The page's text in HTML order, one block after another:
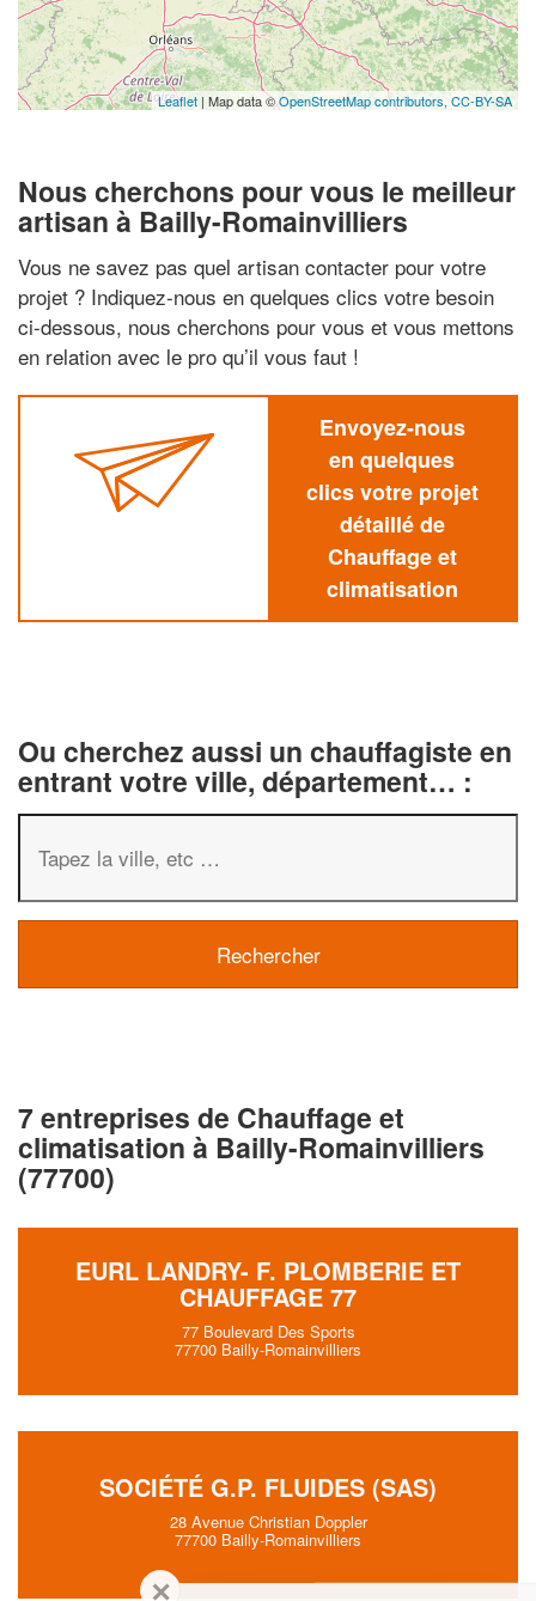
Leaflet | Map data ©OpenStreetMap contributors, CC-BY-SA
Nous cherchons pour vous le meilleur
artisan à Bailly-Romainvilliers
Vous ne savez pas quel artisan contacter pour votre
projet ? Indiquez-nous en quelques clics votre besoin
ci-dessous, nous cherchons pour vous et vous mettons
en relation avec le pro qu’il vous faut !
Envoyez-nous
en quelques
clics votre projet
détaillé de
Chauffage et
climatisation
Ou cherchez aussi un chauffagiste en
entrant votre ville, département… :
7 entreprises de Chauffage et
climatisation à Bailly-Romainvilliers
(77700)
EURL LANDRY- F. PLOMBERIE ET
CHAUFFAGE 77
77 Boulevard Des Sports
77700 Bailly-Romainvilliers
SOCIÉTÉ G.P. FLUIDES (SAS)
28 Avenue Christian Doppler
77700 Bailly-Romainvilliers
✕